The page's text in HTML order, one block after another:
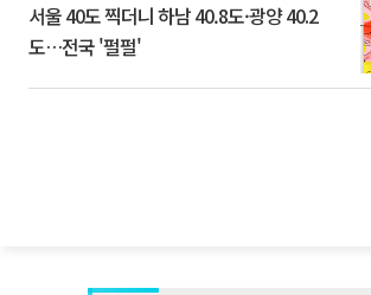
서울 40도 찍더니 하남 40.8도·광양 40.2
도…전국 '펄펄'